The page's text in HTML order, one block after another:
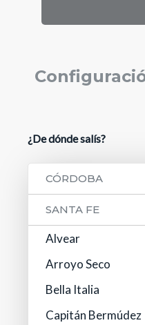
¿De dónde salís?
CÓRDOBA
SANTA FE
Alvear
Arroyo Seco
Bella Italia
Capitán Bermúdez